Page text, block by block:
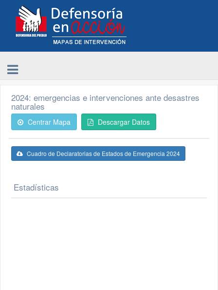
2024: emergencias e intervenciones ante desastres
naturales
Centrar Mapa Descargar Datos
Cuadro de Declaratorias de Estados de Emergencia 2024
Estadísticas